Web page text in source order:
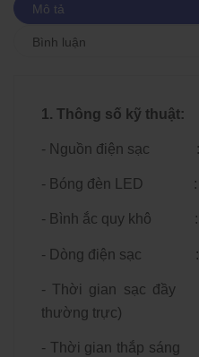
Mô tả
Bình luận
1. Thông số kỹ thuật:
- Nguồn điện sạc :
- Bóng đèn LED :
- Bình ắc quy khô :
- Dòng điện sạc :
- Thời gian sạc
thường trực)
- Thời gian thắp sáng